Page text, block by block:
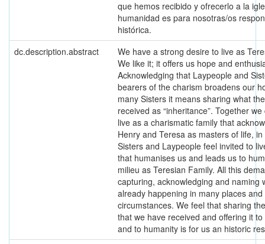
que hemos recibido y ofrecerlo a la
humanidad es para nosotras/os
histórica.
dc.description.abstract
We have a strong desire to live as
We like it; it offers us hope and
Acknowledging that Laypeople and
bearers of the charism broadens our
many Sisters it means sharing what
received as “inheritance”. Together
live as a charismatic family that
Henry and Teresa as masters of life,
Sisters and Laypeople feel invited to
that humanises us and leads us to
milieu as Teresian Family. All this
capturing, acknowledging and naming
already happening in many places and
circumstances. We feel that sharing
that we have received and offering it
and to humanity is for us an historic